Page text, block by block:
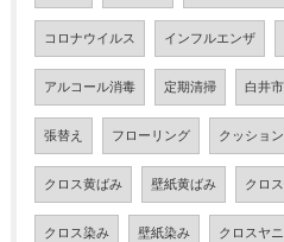
コロナウイルス インフルエンザ
アルコール消毒 定期清掃 白井市
張替え フローリング クッショ
クロス黄ばみ 壁紙黄ばみ クロ
クロス染み 壁紙染み クロスヤニ